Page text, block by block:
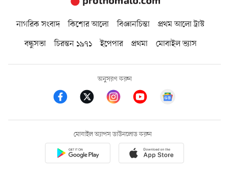
নাগরিক সংবাদ কিশোর আলো বিজ্ঞানচিন্তা
প্রথম আলো ট্রাস্ট
বন্ধুসভা
চিরন্তন ১৯৭১ ইপেপার প্রথমা মোবাইল ভ্যাস
অনুসরণ করুন
মোবাইল অ্যাপস ডাউনলোড করুন